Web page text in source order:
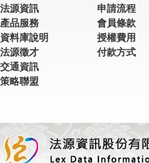
法源資訊
產品服務
資料庫說明
法源徵才
交通資訊
策略聯盟
申請流程
會員條款
授權費用
付款方式